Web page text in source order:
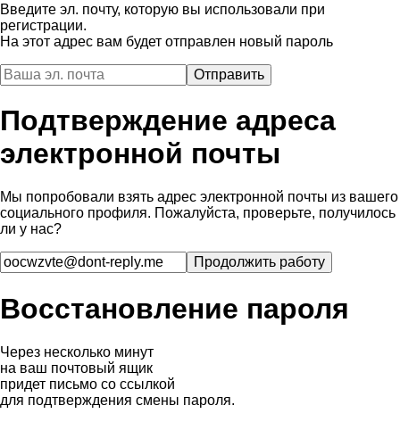
Введите эл. почту, которую вы использовали при
регистрации.
На этот адрес вам будет отправлен новый пароль
Подтверждение адреса
электронной почты
Мы попробовали взять адрес электронной почты из вашего
социального профиля. Пожалуйста, проверьте, получилось
ли у нас?
Восстановление пароля
Через несколько минут
на ваш почтовый ящик
придет письмо со ссылкой
для подтверждения смены пароля.